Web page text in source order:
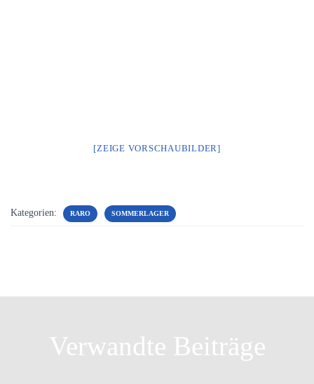
[ZEIGE VORSCHAUBILDER]
Kategorien: RARO SOMMERLAGER
Verwandte Beiträge